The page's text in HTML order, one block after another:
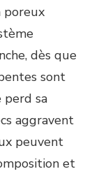
poreux
dès que
sont
perd sa
aggravent
peuvent
et